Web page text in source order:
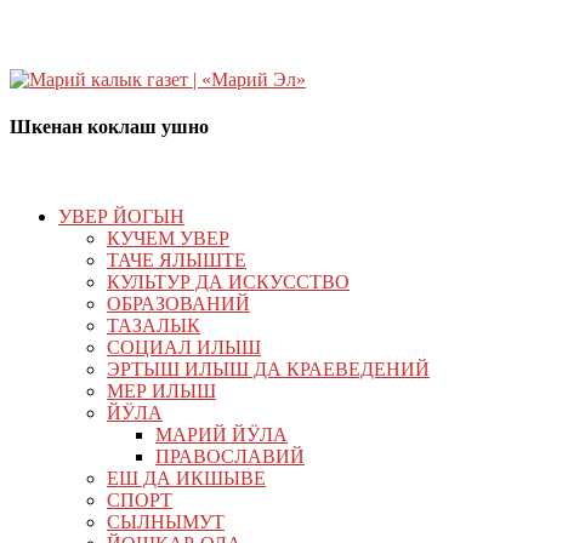
Шкенан коклаш ушно
УВЕР ЙОГЫН
КУЧЕМ УВЕР
ТАЧЕ ЯЛЫШТЕ
КУЛЬТУР ДА ИСКУССТВО
ОБРАЗОВАНИЙ
ТАЗАЛЫК
СОЦИАЛ ИЛЫШ
ЭРТЫШ ИЛЫШ ДА КРАЕВЕДЕНИЙ
МЕР ИЛЫШ
ЙӰЛА
МАРИЙ ЙӰЛА
ПРАВОСЛАВИЙ
ЕШ ДА ИКШЫВЕ
СПОРТ
СЫЛНЫМУТ